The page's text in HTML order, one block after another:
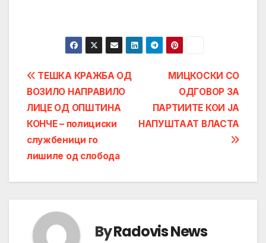
Post
navigation
МИЦКОСКИ СО
ОДГОВОР ЗА
ПАРТИИТЕ КОИ ЈА
НАПУШТААТ ВЛАСТА
ТЕШКА КРАЖБА ОД
ВОЗИЛО НАПРАВИЛО
ЛИЦЕ ОД ОПШТИНА
КОНЧЕ – полициски
службеници го
лишиле од слобода
ByRadovis News